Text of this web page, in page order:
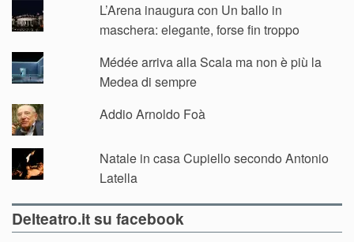
L’Arena inaugura con Un ballo in
maschera: elegante, forse fin troppo
Médée arriva alla Scala ma non è più la
Medea di sempre
Addio Arnoldo Foà
Natale in casa Cupiello secondo Antonio
Latella
Delteatro.it su facebook